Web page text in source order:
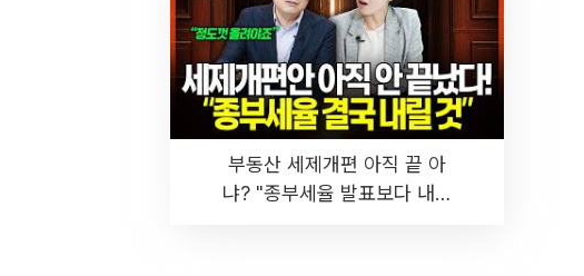
부동산 세제개편 아직 끝 아
냐? "종부세율 발표보다 내릴